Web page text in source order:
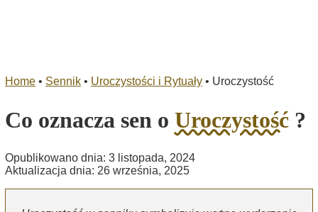
Home • Sennik • Uroczystości i Rytuały • Uroczystość
Co oznacza sen o Uroczystość ?
Opublikowano dnia: 3 listopada, 2024
Aktualizacja dnia: 26 września, 2025